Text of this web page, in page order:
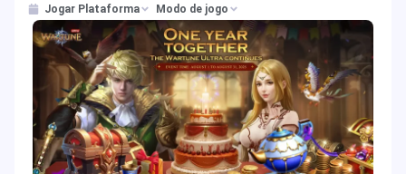
Jogar Plataforma Modo de jogo